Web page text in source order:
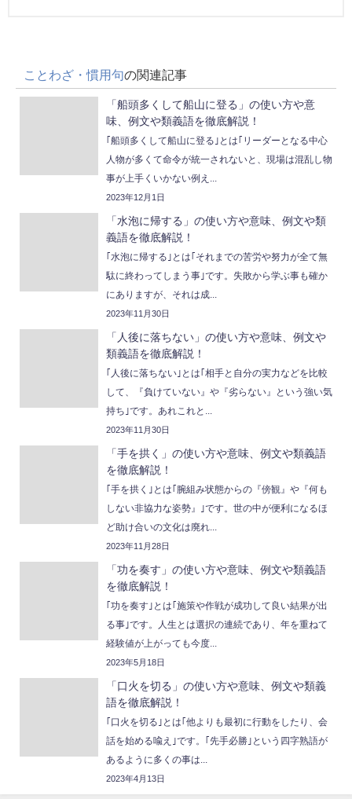
ことわざ・慣用句の関連記事
「船頭多くして船山に登る」の使い方や意
味、例文や類義語を徹底解説！
｢船頭多くして船山に登る｣とは｢リーダーとなる中心
人物が多くて命令が統一されないと、現場は混乱し物
事が上手くいかない例え...
2023年12月1日
「水泡に帰する」の使い方や意味、例文や類
義語を徹底解説！
｢水泡に帰する｣とは｢それまでの苦労や努力が全て無
駄に終わってしまう事｣です。失敗から学ぶ事も確か
にありますが、それは成...
2023年11月30日
「人後に落ちない」の使い方や意味、例文や
類義語を徹底解説！
｢人後に落ちない｣とは｢相手と自分の実力などを比較
して、『負けていない』や『劣らない』という強い気
持ち｣です。あれこれと...
2023年11月30日
「手を拱く」の使い方や意味、例文や類義語
を徹底解説！
｢手を拱く｣とは｢腕組み状態からの『傍観』や『何も
しない非協力な姿勢』｣です。世の中が便利になるほ
ど助け合いの文化は廃れ...
2023年11月28日
「功を奏す」の使い方や意味、例文や類義語
を徹底解説！
｢功を奏す｣とは｢施策や作戦が成功して良い結果が出
る事｣です。人生とは選択の連続であり、年を重ねて
経験値が上がっても今度...
2023年5月18日
「口火を切る」の使い方や意味、例文や類義
語を徹底解説！
｢口火を切る｣とは｢他よりも最初に行動をしたり、会
話を始める喩え｣です。｢先手必勝｣という四字熟語が
あるように多くの事は...
2023年4月13日